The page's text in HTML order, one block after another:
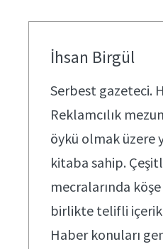
İhsan Birgül
Serbest gazeteci.
Reklamcılık
öykü olmak üzere
kitaba sahip.
mecralarında köşe
birlikte telifli
Haber konuları